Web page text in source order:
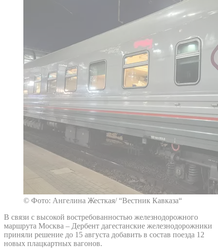
© Фото: Ангелина Жесткая/ “Вестник Кавказа“
В связи с высокой востребованностью железнодорожного
маршрута Москва – Дербент дагестанские железнодорожники
приняли решение до 15 августа добавить в состав поезда 12
новых плацкартных вагонов.